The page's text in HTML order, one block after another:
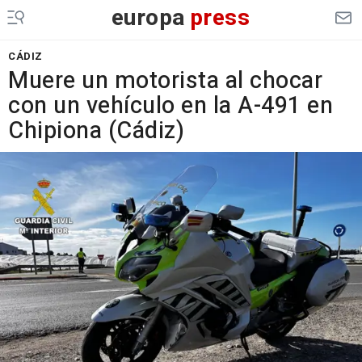
europa press
CÁDIZ
Muere un motorista al chocar
con un vehículo en la A-491 en
Chipiona (Cádiz)